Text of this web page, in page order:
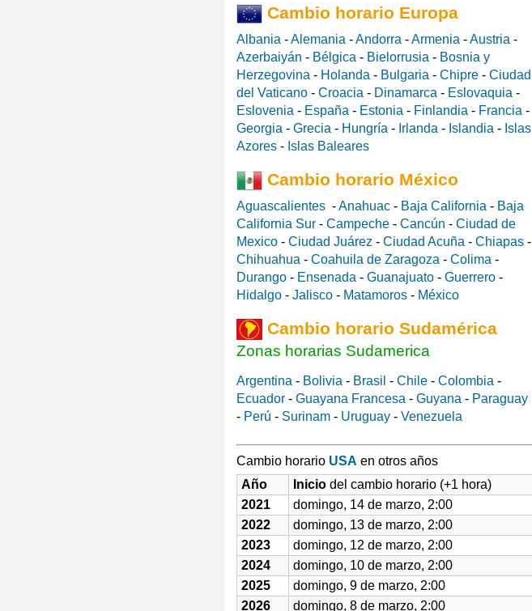
Cambio horario Europa
Albania -Alemania -Andorra -Armenia -Austria -
Azerbaiyán - Bélgica - Bielorrusia - Bosnia y
Herzegovina - Holanda - Bulgaria - Chipre - Ciudad
del Vaticano - Croacia - Dinamarca - Eslovaquia -
Eslovenia - España - Estonia - Finlandia - Francia -
Georgia - Grecia - Hungría - Irlanda - Islandia - Islas
Azores - Islas Baleares
Cambio horario México
Aguascalientes -Anahuac - Baja California - Baja
California Sur - Campeche - Cancún - Ciudad de
Mexico - Ciudad Juárez - Ciudad Acuña - Chiapas -
Chihuahua - Coahuila de Zaragoza - Colima -
Durango - Ensenada - Guanajuato - Guerrero -
Hidalgo - Jalisco - Matamoros - México
Cambio horario Sudamérica
Zonas horarias Sudamerica
Argentina - Bolivia - Brasil - Chile - Colombia -
Ecuador - Guayana Francesa - Guyana - Paraguay
- Perú - Surinam - Uruguay - Venezuela
Cambio horario USA en otros años
Año
Inicio del cambio horario (+1 hora)
2021
domingo, 14 de marzo, 2:00
2022
domingo, 13 de marzo, 2:00
2023
domingo, 12 de marzo, 2:00
2024
domingo, 10 de marzo, 2:00
2025
domingo, 9 de marzo, 2:00
2026
domingo, 8 de marzo, 2:00